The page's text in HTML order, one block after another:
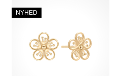
NYHED